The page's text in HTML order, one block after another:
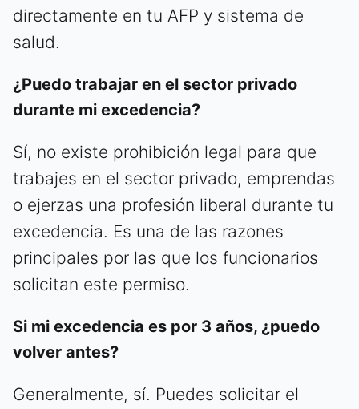
directamente en tu AFP y sistema de
salud.
¿Puedo trabajar en el sector privado
durante mi excedencia?
Sí, no existe prohibición legal para que
trabajes en el sector privado, emprendas
o ejerzas una profesión liberal durante tu
excedencia. Es una de las razones
principales por las que los funcionarios
solicitan este permiso.
Si mi excedencia es por 3 años, ¿puedo
volver antes?
Generalmente, sí. Puedes solicitar el